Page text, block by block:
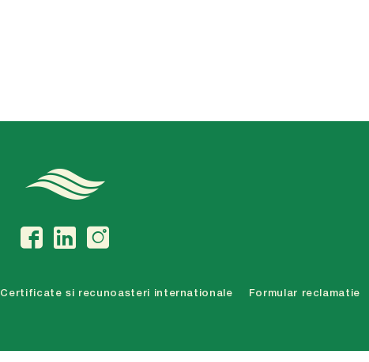
Certificate si recunoasteri internationale Formular reclamatie